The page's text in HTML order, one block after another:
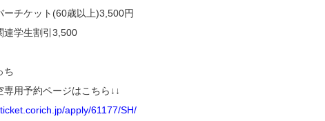
ーチケット(60歳以上)3,500円
連学生割引3,500
ち
専用予約ページはこちら↓↓
apply/61177/SH/